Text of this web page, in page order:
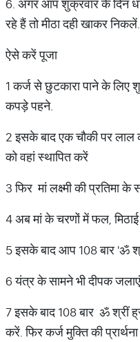
6. अगर आप शुक्रवार के दिन
रहे हैं तो मीठा दही खाकर
ऐसे करें पूजा
1 कर्ज से छुटकारा पाने के
कपड़े पहने.
2 इसके बाद एक चौकी पर लाल
को वहां स्थापित करें
3 फिर मां लक्ष्मी की प्रतिमा
4 अब मां के चरणों में फल,
5 इसके बाद आप 108 बार 'ॐ
6 यंत्र के सामने भी दीपक
7 इसके बाद 108 बार ॐ श्रीं
करें. फिर कर्ज मुक्ति की